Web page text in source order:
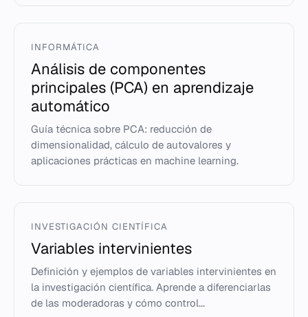
INFORMÁTICA
Análisis de componentes
principales (PCA) en aprendizaje
automático
Guía técnica sobre PCA: reducción de
dimensionalidad, cálculo de autovalores y
aplicaciones prácticas en machine learning.
INVESTIGACIÓN CIENTÍFICA
Variables intervinientes
Definición y ejemplos de variables intervinientes en
la investigación científica. Aprende a diferenciarlas
de las moderadoras y cómo control...